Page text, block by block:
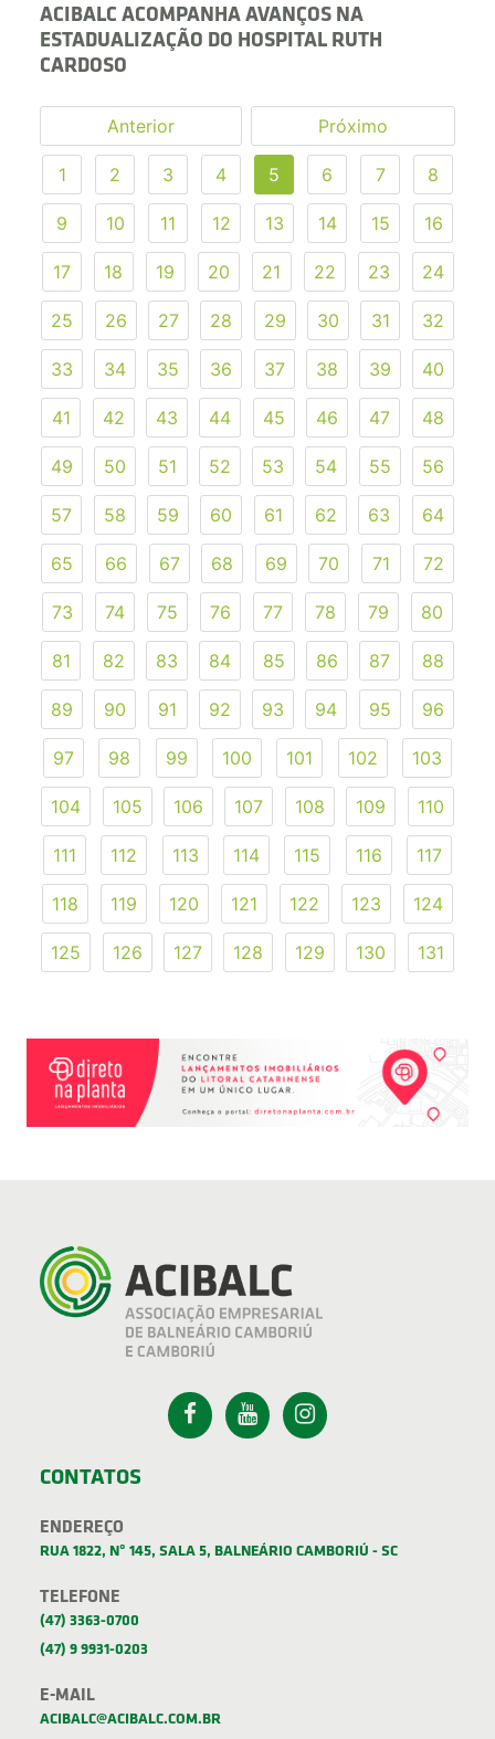
ACIBALC ACOMPANHA AVANÇOS NA
ESTADUALIZAÇÃO DO HOSPITAL RUTH
CARDOSO
Anterior Próximo
1 2 3 4 5 6 7 8
9 10 11 12 13 14 15 16
17 18 19 20 21 22 23 24
25 26 27 28 29 30 31 32
33 34 35 36 37 38 39 40
41 42 43 44 45 46 47 48
49 50 51 52 53 54 55 56
57 58 59 60 61 62 63 64
65 66 67 68 69 70 71 72
73 74 75 76 77 78 79 80
81 82 83 84 85 86 87 88
89 90 91 92 93 94 95 96
97 98 99 100 101 102 103
104 105 106 107 108 109 110
111 112 113 114 115 116 117
118 119 120 121 122 123 124
125 126 127 128 129 130 131
CONTATOS
ENDEREÇO
RUA 1822, Nº 145, SALA 5, BALNEÁRIO CAMBORIÚ - SC
TELEFONE
(47) 3363-0700
(47) 9 9931-0203
E-MAIL
ACIBALC@ACIBALC.COM.BR